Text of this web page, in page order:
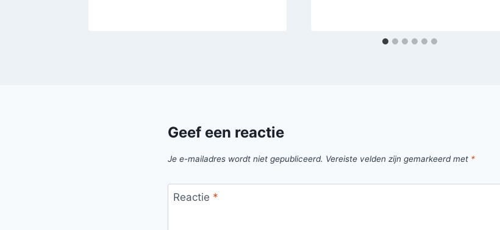
Geef een reactie
Je e-mailadres wordt niet gepubliceerd. Vereiste velden zijn gemarkeerd met *
Reactie *